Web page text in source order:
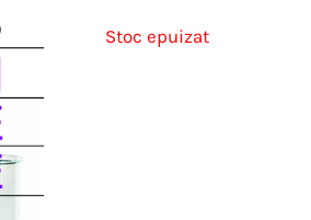
Stoc epuizat